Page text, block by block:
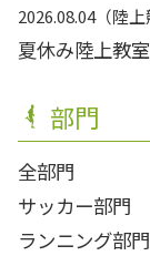
2026.08.04 陸
夏休み陸上教
部門
全部門
サッカー部門
ランニング部門